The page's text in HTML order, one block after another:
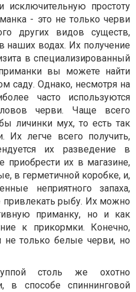
простоту
- это не только черви
других видов существ,
водах. Их получение
в специализированный
вы можете найти
саду. Однако, несмотря на
часто используются
черви. Чаще всего
личинки мух, то есть так
легче всего получить,
их разведение в
их в магазине,
в герметичной коробке, и,
неприятного запаха,
привлекать рыбу. Их можно
приманку, но и как
к прикормки. Конечно,
только белые черви, но
столь же охотно
в способе спиннинговой